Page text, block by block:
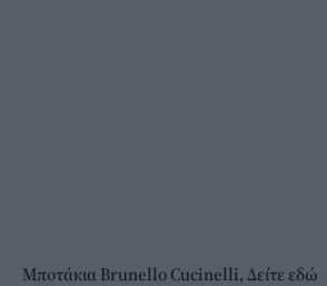
Μποτάκια Brunello Cucinelli, Δείτε εδώ